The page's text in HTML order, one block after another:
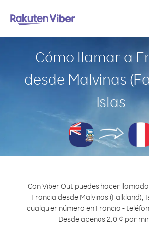
Cómo llamar a
desde Malvinas
Islas
Con Viber Out puedes hacer
Francia desde Malvinas (Falkland),
cualquier número en Francia -
Desde apenas 2.0 ¢ por